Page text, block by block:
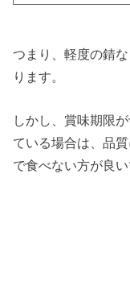
つまり、軽度の錆
ります。
しかし、賞味期限
ている場合は、品
で食べない方が良い